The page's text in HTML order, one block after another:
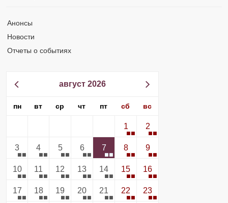
Анонсы
Новости
Отчеты о событиях
август 2026
пн вт ср чт пт сб вс
1 2
3 4 5 6 7 8 9
10 11 12 13 14 15 16
17 18 19 20 21 22 23